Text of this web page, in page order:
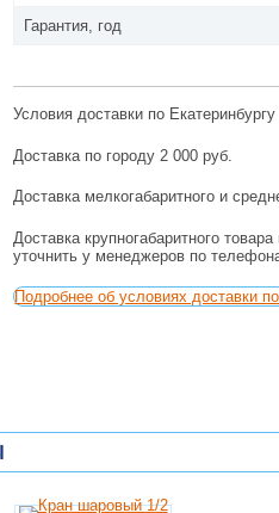
Гарантия, год
Условия доставки по Екатеринбургу
Доставка по городу 2 000 руб.
Доставка мелкогабаритного и
Доставка крупногабаритного
уточнить у менеджеров по
Подробнее об условиях доставки